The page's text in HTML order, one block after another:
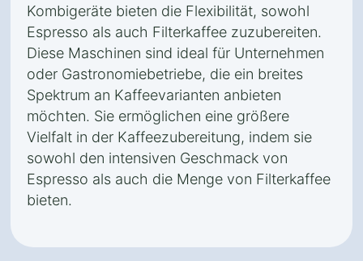
Kombigeräte bieten die Flexibilität, sowohl
Espresso als auch Filterkaffee zuzubereiten.
Diese Maschinen sind ideal für Unternehmen
oder Gastronomiebetriebe, die ein breites
Spektrum an Kaffeevarianten anbieten
möchten. Sie ermöglichen eine größere
Vielfalt in der Kaffeezubereitung, indem sie
sowohl den intensiven Geschmack von
Espresso als auch die Menge von Filterkaffee
bieten.